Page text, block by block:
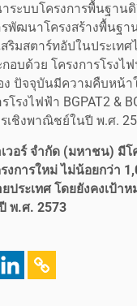
ระบบโครงการพื้นฐาน
รพัฒนาโครงสร้างพื้นฐ
สริมสตาร์ทอัปในประเ
อบด้วย โครงการโรง
ง ปัจจุบันมีความคืบหน้
โรงไฟฟ้า BGPAT2 &
เชิงพาณิชย์ในปี พ.ศ.
วอร์ จำกัด (มหาชน) มี
งการใหม่ ไม่น้อยกว่า
ประเทศ โดยยังคงเป้
พ.ศ. 2573